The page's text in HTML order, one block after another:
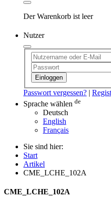
Der Warenkorb ist leer
Nutzer
Einloggen
Passwort vergessen? |
Sprache wählen de
Deutsch
English
Français
Sie sind hier:
Start
Artikel
CME_LCHE_102A
CME_LCHE_102A